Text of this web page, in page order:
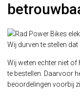
Wij durven te stellen
Wij weten echter niet of
te bestellen. Daarvoor
beoordelingen voorbij